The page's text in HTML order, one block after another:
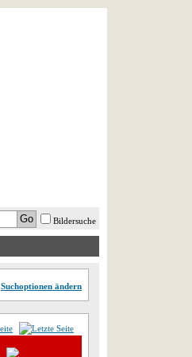
Bildersuche
Suchoptionen ändern